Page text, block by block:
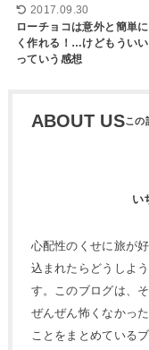
2017.09.30
ローチョコは意外と簡単
く作れる！…けどもういい
っていう感想
ABOUT US
い
心配性のくせに旅が
込まれたらどうしよ
す。このブログは、
ぜんぜん怖くなかっ
ことをまとめている